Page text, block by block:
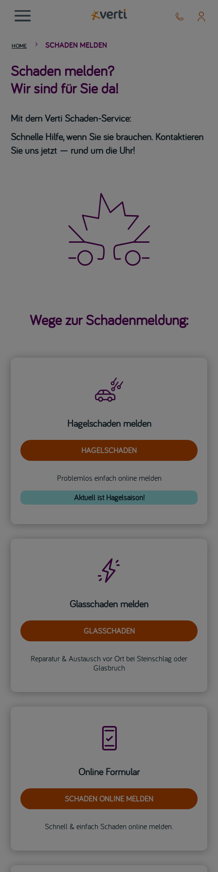
HOME 5 SCHADEN MELDEN
Schaden melden?
Wir sind für Sie da!
Mit dem Verti Schaden-Service:
Schnelle Hilfe, wenn Sie sie brauchen. Kontaktieren
Sie uns jetzt — rund um die Uhr!

Wege zur Schadenmeldung:
Hagelschaden melden
HAGELSCHADEN
Problemlos einfach online melden
Aktuell ist Hagelsaison!

Glasschaden melden
GLASSCHADEN
Reparatur & Austausch vor Ort bei Steinschlag oder
Glasbruch

Online Formular
SCHADEN ONLINE MELDEN
Schnell & einfach Schaden online melden.